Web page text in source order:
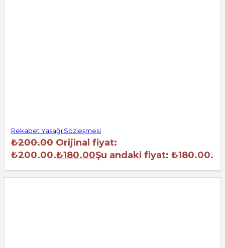
Rekabet Yasağı Sözleşmesi
₺200.00 Orijinal fiyat:
₺200.00.₺180.00Şu andaki fiyat: ₺180.00.